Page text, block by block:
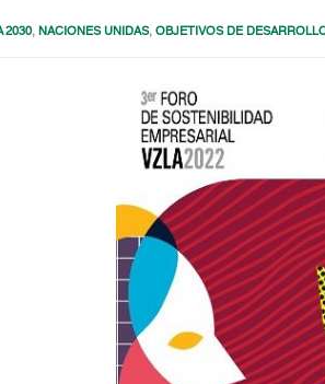
2030, NACIONES UNIDAS,OBJETIVOS DE